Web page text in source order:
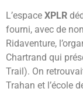
L’espace XPLR
fourni, avec de
Ridaventure,
Chartrand qui
Trail). On
Trahan et l’école